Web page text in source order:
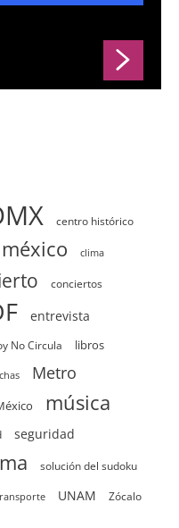
centro histórico
clima
conciertos
entrevista
No Circula libros
Metro
música
seguridad
solución del sudoku
UNAM Zócalo